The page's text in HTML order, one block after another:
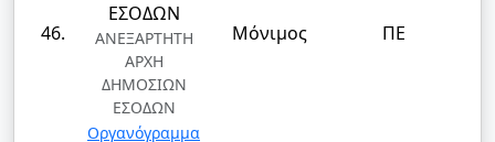
46.
ΕΣΟΔΩΝ
ΑΝΕΞΑΡΤΗΤΗ
ΑΡΧΗ
ΔΗΜΟΣΙΩΝ
ΕΣΟΔΩΝ
Οργανόγραμμα
Μόνιμος ΠΕ